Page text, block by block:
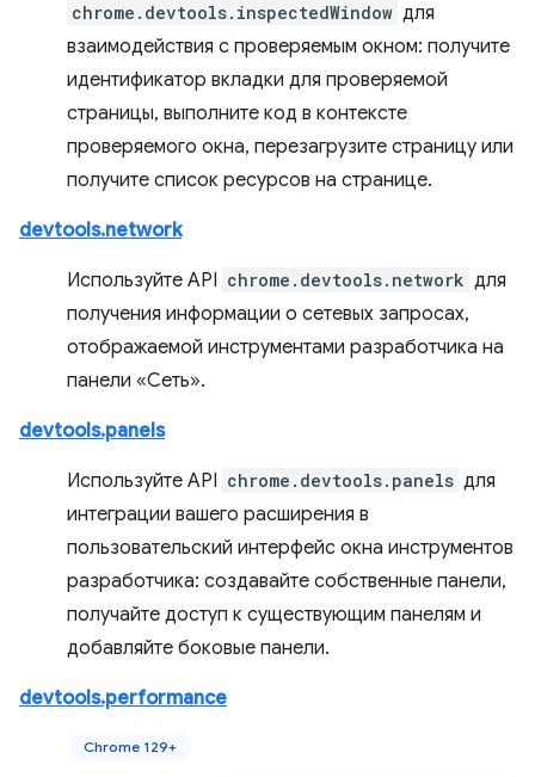
chrome.devtools.inspectedWindow для
взаимодействия с проверяемым окном: получите
идентификатор вкладки для проверяемой
страницы, выполните код в контексте
проверяемого окна, перезагрузите страницу или
получите список ресурсов на странице.
devtools.network
Используйте API chrome.devtools.network для
получения информации о сетевых запросах,
отображаемой инструментами разработчика на
панели «Сеть».
devtools.panels
Используйте API chrome.devtools.panels для
интеграции вашего расширения в
пользовательский интерфейс окна инструментов
разработчика: создавайте собственные панели,
получайте доступ к существующим панелям и
добавляйте боковые панели.
devtools.performance
Chrome 129+